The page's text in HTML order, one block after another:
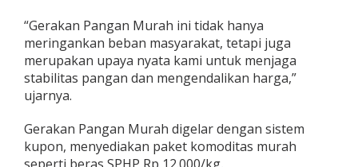
a
n
g
B
a
“Gerakan Pangan Murah ini tidak hanya
meringankan beban masyarakat, tetapi juga
merupakan upaya nyata kami untuk menjaga
stabilitas pangan dan mengendalikan harga,”
ujarnya.
Gerakan Pangan Murah digelar dengan sistem
kupon, menyediakan paket komoditas murah